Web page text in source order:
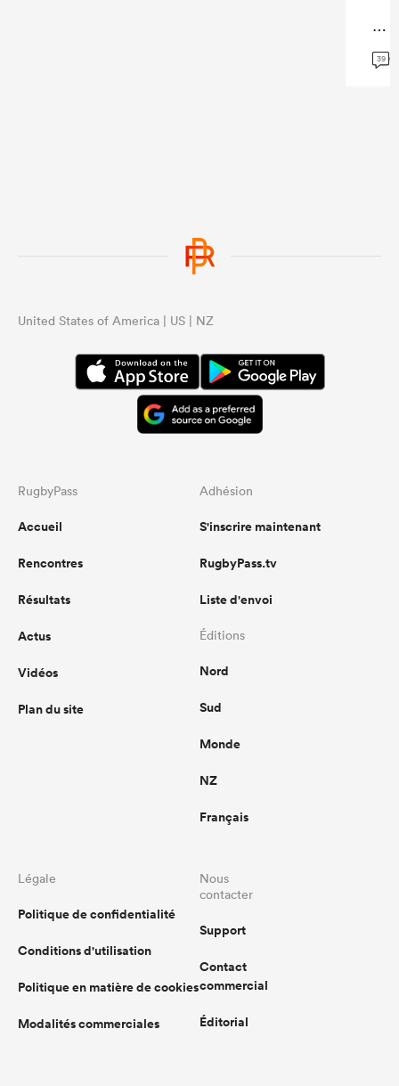
...
39
United States of America | US | NZ
RugbyPass
Accueil
Rencontres
Résultats
Actus
Vidéos
Plan du site
Adhésion
S'inscrire maintenant
RugbyPass.tv
Liste d'envoi
Éditions
Nord
Sud
Monde
NZ
Français
Légale
Politique de confidentialité
Conditions d'utilisation
Politique en matière de cookies
Modalités commerciales
Nous
contacter
Support
Contact
commercial
Éditorial